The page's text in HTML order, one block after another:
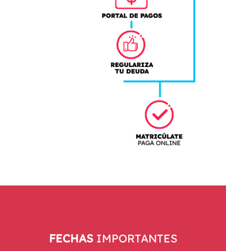
FECHAS IMPORTANTES